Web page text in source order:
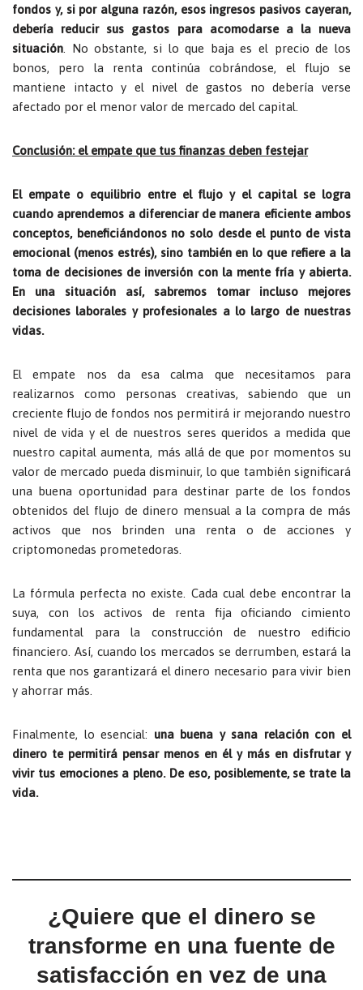
fondos y, si por alguna razón, esos ingresos pasivos cayeran,
debería reducir sus gastos para acomodarse a la nueva
situación . No obstante, si lo que baja es el precio de los
bonos, pero la renta continúa cobrándose, el flujo se
mantiene intacto y el nivel de gastos no debería verse
afectado por el menor valor de mercado del capital.
Conclusión: el empate que tus finanzas deben festejar
El empate o equilibrio entre el flujo y el capital se logra
cuando aprendemos a diferenciar de manera eficiente ambos
conceptos, beneficiándonos no solo desde el punto de vista
emocional (menos estrés), sino también en lo que refiere a la
toma de decisiones de inversión con la mente fría y abierta.
En una situación así, sabremos tomar incluso mejores
decisiones laborales y profesionales a lo largo de nuestras
vidas.
El empate nos da esa calma que necesitamos para
realizarnos como personas creativas, sabiendo que un
creciente flujo de fondos nos permitirá ir mejorando nuestro
nivel de vida y el de nuestros seres queridos a medida que
nuestro capital aumenta, más allá de que por momentos su
valor de mercado pueda disminuir, lo que también significará
una buena oportunidad para destinar parte de los fondos
obtenidos del flujo de dinero mensual a la compra de más
activos que nos brinden una renta o de acciones y
criptomonedas prometedoras.
La fórmula perfecta no existe. Cada cual debe encontrar la
suya, con los activos de renta fija oficiando cimiento
fundamental para la construcción de nuestro edificio
financiero. Así, cuando los mercados se derrumben, estará la
renta que nos garantizará el dinero necesario para vivir bien
y ahorrar más.
Finalmente, lo esencial: una buena y sana relación con el
dinero te permitirá pensar menos en él y más en disfrutar y
vivir tus emociones a pleno. De eso, posiblemente, se trate la
vida.
¿Quiere que el dinero se
transforme en una fuente de
satisfacción en vez de una